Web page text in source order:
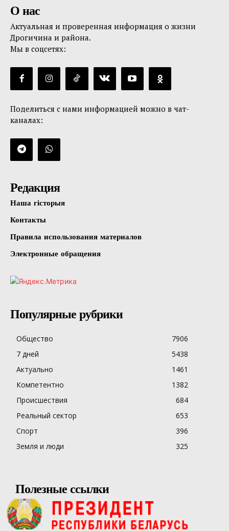
О нас
Актуальная и проверенная информация о жизни
Дрогичина и района.
Мы в соцсетях:
Поделиться с нами информацией можно в чат-
каналах:
Редакция
Наша гісторыя
Контакты
Правила использования материалов
Электронные обращения
Популярные рубрики
Общество
7906
7 дней
5438
Актуально
1461
Компетентно
1382
Происшествия
684
Реальный сектор
653
Спорт
396
Земля и люди
325
Полезные ссылки